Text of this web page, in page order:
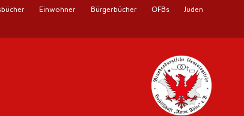
Einwohner Bürgerbücher OFBs Juden